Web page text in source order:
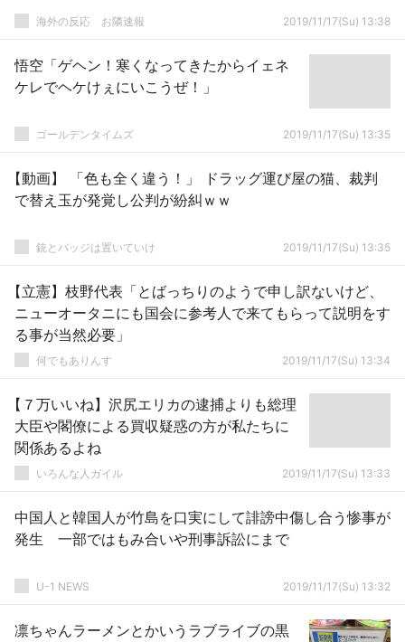
海外の反応 お隣速報 2019/11/17(Su) 13:38
悟空「ゲヘン！寒くなってきたからイェネ
ケレでヘケけぇにいこうぜ！」
ゴールデンタイムズ 2019/11/17(Su) 13:35
【動画】 「色も全く違う！」 ドラッグ運び屋の猫、裁判
で替え玉が発覚し公判が紛糾ｗｗ
銃とバッジは置いていけ 2019/11/17(Su) 13:35
【立憲】枝野代表「とばっちりのようで申し訳ないけど、
ニューオータニにも国会に参考人で来てもらって説明をす
る事が当然必要」
何でもありんす 2019/11/17(Su) 13:34
【７万いいね】沢尻エリカの逮捕よりも総理
大臣や閣僚による買収疑惑の方が私たちに
関係あるよね
いろんな人ガイル 2019/11/17(Su) 13:33
中国人と韓国人が竹島を口実にして誹謗中傷し合う惨事が
発生 一部ではもみ合いや刑事訴訟にまで
U-1 NEWS 2019/11/17(Su) 13:32
凛ちゃんラーメンとかいうラブライブの黒